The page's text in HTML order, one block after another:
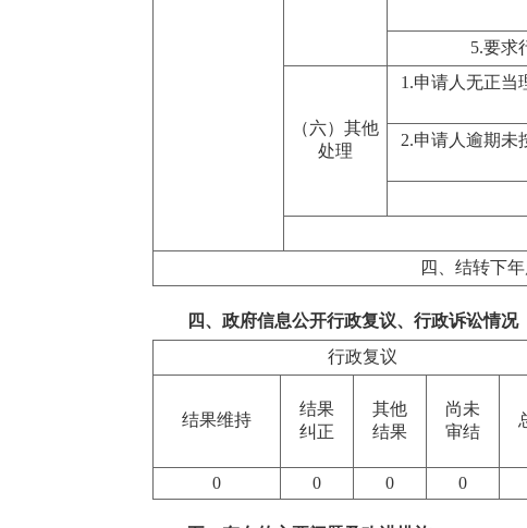
5.要求
（六）其他
处理
1.申请人无正当
2.申请人逾期未
四、结转下
四、政府信息公开行政复议、行政诉讼情况
行政复议
结果维持
结果
纠正
其他
结果
尚未
审结
0 0 0 0